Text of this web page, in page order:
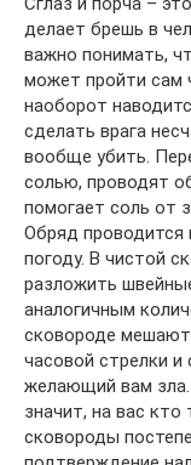
делает брешь в
важно понимать,
может пройти сам
наоборот
сделать врага
вообще убить.
солью, проводят
помогает соль от
Обряд проводится
погоду. В чистой
разложить
аналогичным
сковороде мешают
часовой стрелки
желающий вам
значит, на вас кто
сковороды